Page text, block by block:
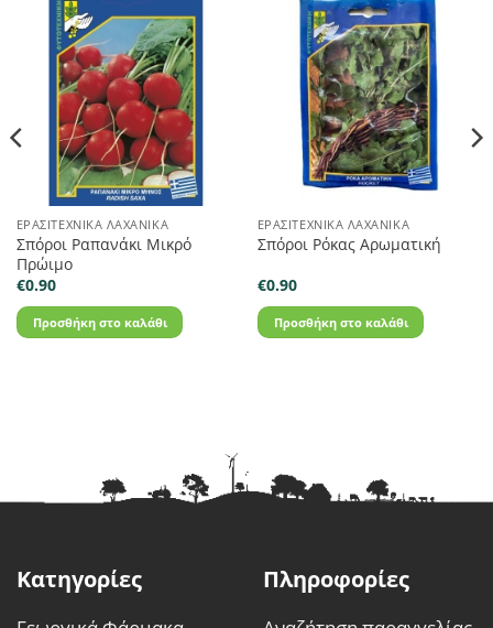
ΕΡΑΣΙΤΕΧΝΙΚΆ ΛΑΧΑΝΙΚΆ
Σπόροι Ραπανάκι Μικρό
Πρώιμο
€0.90
Προσθήκη στο καλάθι
ΕΡΑΣΙΤΕΧΝΙΚΆ ΛΑΧΑΝΙΚΆ
Σπόροι Ρόκας Αρωματική
€0.90
Προσθήκη στο καλάθι
Κατηγορίες Πληροφορίες